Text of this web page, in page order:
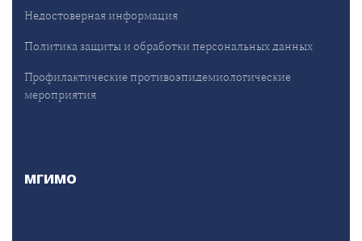
Недостоверная информация
Политика защиты и обработки персональных данных
Профилактические противоэпидемиологические
мероприятия
МГИМО